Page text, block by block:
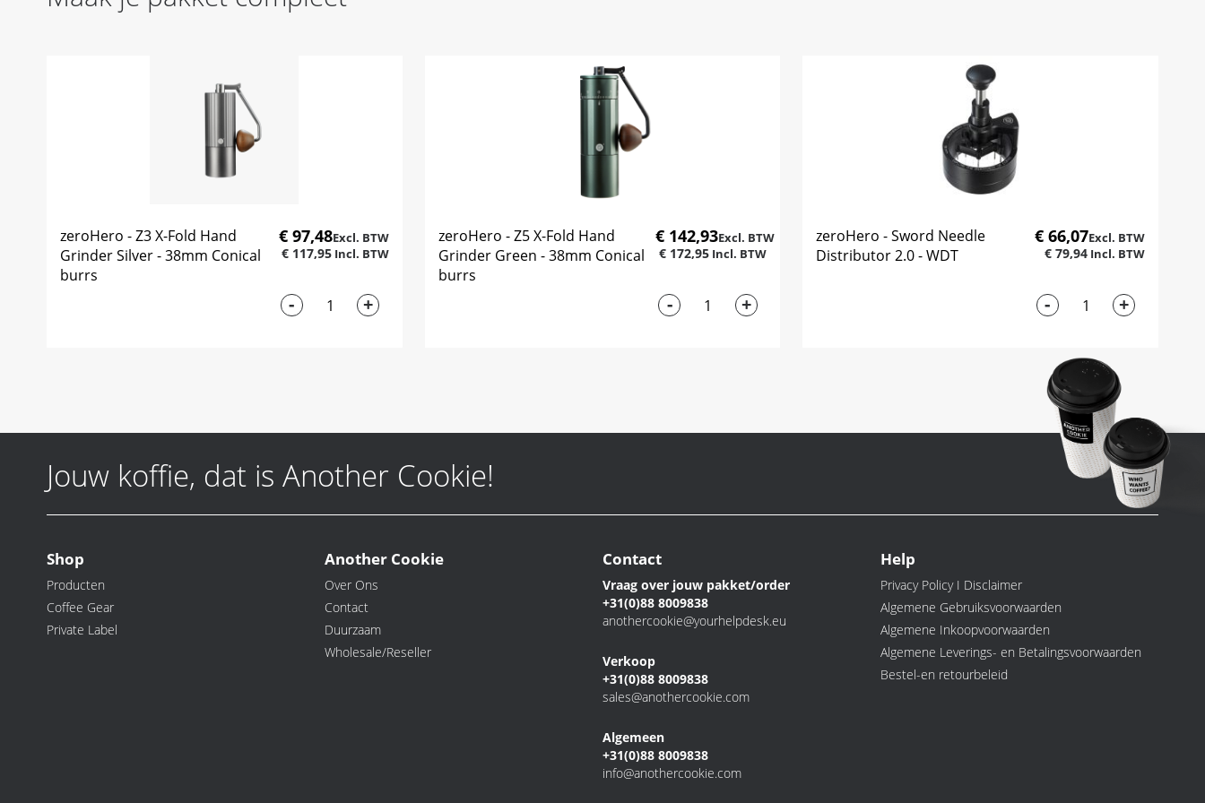
zeroHero - Z3 X-Fold Hand
Grinder Silver - 38mm Conical
burrs
€ 97,48
€ 117,95
- +
zeroHero - Z5 X-Fold Hand
Grinder Green - 38mm Conical
burrs
€ 142,93
€ 172,95
- +
zeroHero - Sword Needle
Distributor 2.0 - WDT
€ 66,07
€ 79,94
- +
Jouw koffie, dat is Another Cookie!
Shop
Producten
Coffee Gear
Private Label
Another Cookie
Over Ons
Contact
Duurzaam
Wholesale/Reseller
Contact
Vraag over jouw pakket/order
+31(0)88 8009838
anothercookie@yourhelpdesk.eu
Verkoop
+31(0)88 8009838
sales@anothercookie.com
Algemeen
+31(0)88 8009838
info@anothercookie.com
Help
Privacy Policy I Disclaimer
Algemene Gebruiksvoorwaarden
Algemene Inkoopvoorwaarden
Algemene Leverings- en Betalingsvoorwaarden
Bestel-en retourbeleid